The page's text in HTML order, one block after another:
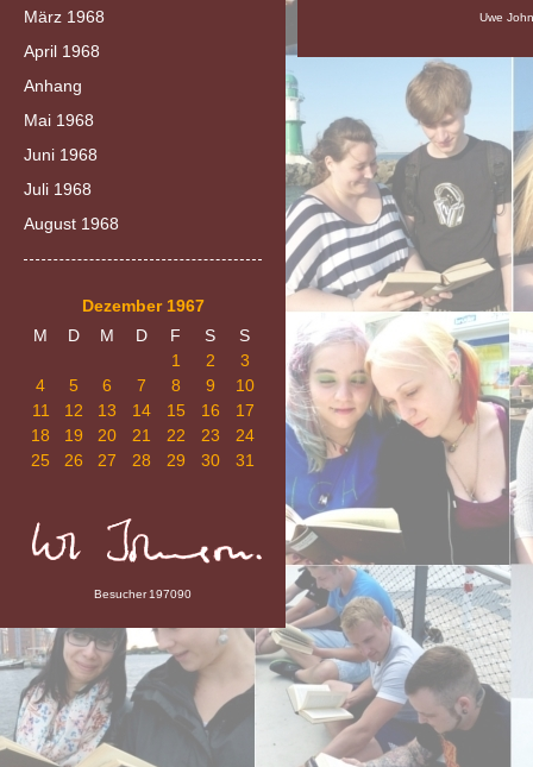
März 1968
April 1968
Anhang
Mai 1968
Juni 1968
Juli 1968
August 1968
Dezember 1967
M
D M D F S
S
1
2
3
4
5 6 7 8 9
10
11
12 13 14 15 16
17
18
19 20 21 22 23
24
25
26 27 28 29 30 31
Besucher 197090
Uwe